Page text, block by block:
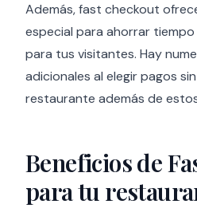
Además, fast checkout
especial para ahorrar
para tus visitantes. Hay
adicionales al elegir pagos
restaurante además de
Beneficios de
para tu